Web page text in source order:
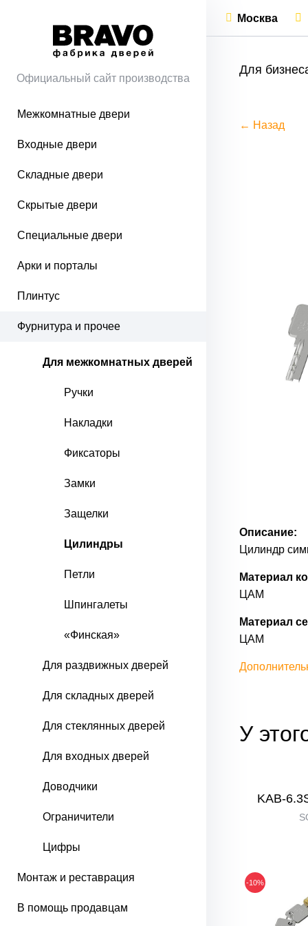
Официальный сайт производства
Межкомнатные двери
Входные двери
Складные двери
Скрытые двери
Специальные двери
Арки и порталы
Плинтус
Фурнитура и прочее
Для межкомнатных дверей
Ручки
Накладки
Фиксаторы
Замки
Защелки
Цилиндры
Петли
Шпингалеты
«Финская»
Для раздвижных дверей
Для складных дверей
Для стеклянных дверей
Для входных дверей
Доводчики
Ограничители
Цифры
Монтаж и реставрация
В помощь продавцам
Москва
Для
← Назад
Описание:
Цилиндр
Материал
ЦАМ
Материал
ЦАМ
У
KAB-
-10%